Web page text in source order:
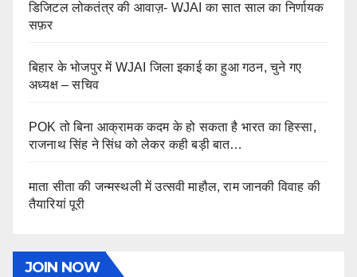
डिजिटल लोकतंत्र की आवाज़- WJAI का सात साल का निर्णायक
सफ़र
बिहार के भोजपुर में WJAI जिला इकाई का हुआ गठन, चुने गए
अध्यक्ष – सचिव
POK तो बिना आक्रामक कदम के हो सकता है भारत का हिस्सा,
राजनाथ सिंह ने सिंध को लेकर कही बड़ी बात…
माता सीता की जन्मस्थली में उत्सवी माहौल, राम जानकी विवाह की
तैयारियां पूरी
JOIN NOW